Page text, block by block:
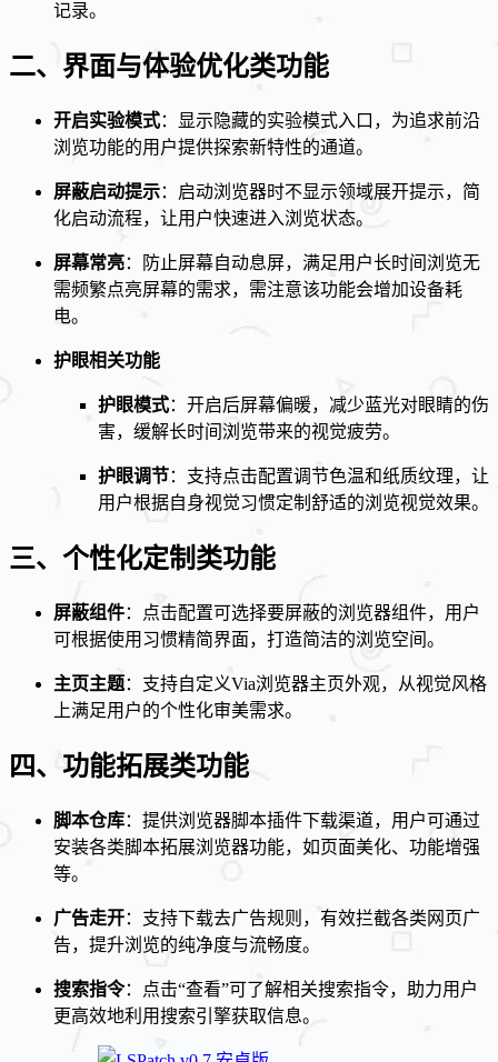
记录。
二、界面与体验优化类功能
开启实验模式：显示隐藏的实验模式入口，为追求前沿
浏览功能的用户提供探索新特性的通道。
屏蔽启动提示：启动浏览器时不显示领域展开提示，简
化启动流程，让用户快速进入浏览状态。
屏幕常亮：防止屏幕自动息屏，满足用户长时间浏览无
需频繁点亮屏幕的需求，需注意该功能会增加设备耗
电。
护眼相关功能
护眼模式：开启后屏幕偏暖，减少蓝光对眼睛的伤
害，缓解长时间浏览带来的视觉疲劳。
护眼调节：支持点击配置调节色温和纸质纹理，让
用户根据自身视觉习惯定制舒适的浏览视觉效果。
三、个性化定制类功能
屏蔽组件：点击配置可选择要屏蔽的浏览器组件，用户
可根据使用习惯精简界面，打造简洁的浏览空间。
主页主题：支持自定义Via浏览器主页外观，从视觉风格
上满足用户的个性化审美需求。
四、功能拓展类功能
脚本仓库：提供浏览器脚本插件下载渠道，用户可通过
安装各类脚本拓展浏览器功能，如页面美化、功能增强
等。
广告走开：支持下载去广告规则，有效拦截各类网页广
告，提升浏览的纯净度与流畅度。
搜索指令：点击“查看”可了解相关搜索指令，助力用户
更高效地利用搜索引擎获取信息。